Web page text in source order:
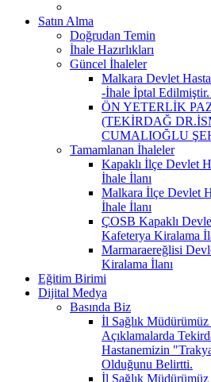
Satın Alma
Doğrudan Temin
İhale Hazırlıkları
Güncel İhaleler
Malkara Devlet
-İhale İptal
ÖN YETERLİK
(TEKİRDAĞ
CUMALIOĞLU
Tamamlanan İhaleler
Kapaklı İlçe Devlet
İhale İlanı
Malkara İlçe Devlet
İhale İlanı
ÇOSB Kapaklı
Kafeterya Kiralama
Marmaraereğlisi
Kiralama İlanı
Eğitim Birimi
Dijital Medya
Basında Biz
İl Sağlık Müdürümüz
Açıklamalarda
Hastanemizin
Olduğunu Belirtti.
İl Sağlık